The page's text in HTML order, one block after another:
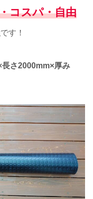
コスパ・自由
す！
さ2000mm×厚み